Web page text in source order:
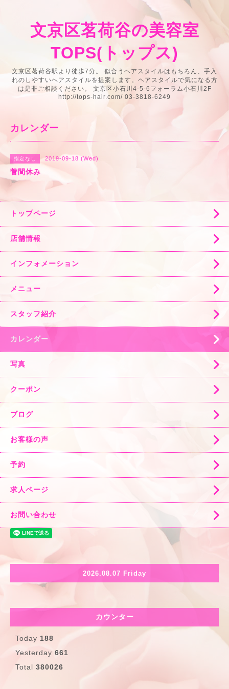
文京区茗荷谷の美容室
TOPS(トップス)
文京区茗荷谷駅より徒歩7分。 似合うヘアスタイルはもちろん、手入
れのしやすいヘアスタイルを提案します。ヘアスタイルで気になる方
は是非ご相談ください。 文京区小石川4-5-6フォーラム小石川2F
http://tops-hair.com/ 03-3818-6249
カレンダー
指定なし 2019-09-18 (Wed)
菅間休み
トップページ
店舗情報
インフォメーション
メニュー
スタッフ紹介
カレンダー
写真
クーポン
ブログ
お客様の声
予約
求人ページ
お問い合わせ
2026.08.07 Friday
カウンター
Today 188
Yesterday 661
Total 380026